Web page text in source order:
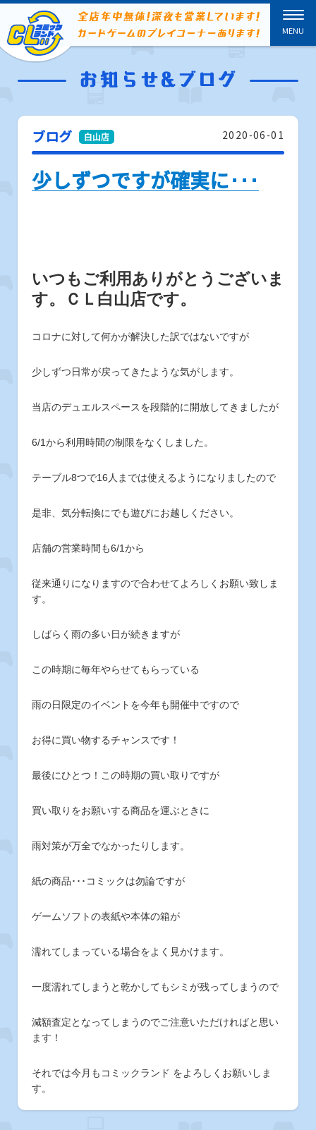
2020-06-01
ブログ
少しずつですが確実に･･･
いつもご利用ありがとうございま
す。ＣＬ白山店です。
コロナに対して何かが解決した訳ではないですが
少しずつ日常が戻ってきたような気がします。
当店のデュエルスペースを段階的に開放してきましたが
6/1から利用時間の制限をなくしました。
テーブル8つで16人までは使えるようになりましたので
是非、気分転換にでも遊びにお越しください。
店舗の営業時間も6/1から
従来通りになりますので合わせてよろしくお願い致しま
す。
しばらく雨の多い日が続きますが
この時期に毎年やらせてもらっている
雨の日限定のイベントを今年も開催中ですので
お得に買い物するチャンスです！
最後にひとつ！この時期の買い取りですが
買い取りをお願いする商品を運ぶときに
雨対策が万全でなかったりします。
紙の商品･･･コミックは勿論ですが
ゲームソフトの表紙や本体の箱が
濡れてしまっている場合をよく見かけます。
一度濡れてしまうと乾かしてもシミが残ってしまうので
減額査定となってしまうのでご注意いただければと思い
ます！
それでは今月もコミックランド をよろしくお願いしま
す。